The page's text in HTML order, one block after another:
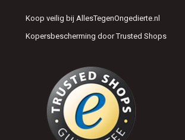
Koop veilig bij AllesTegenOngedierte.nl
Kopersbescherming door Trusted Shops